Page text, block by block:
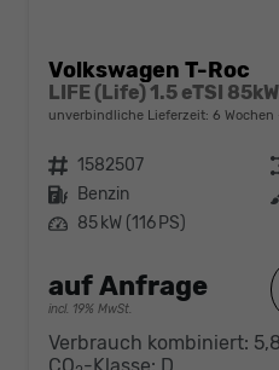
Volkswagen T-Roc
LIFE (Life) 1.5 eTSI
unverbindliche Lieferzeit: 6 Wochen
Fahrzeugnr. 1582507
Kraftstoff Benzin
Leistung 85 kW (116 PS)
auf Anfrage
incl. 19% MwSt.
Verbrauch kombiniert: